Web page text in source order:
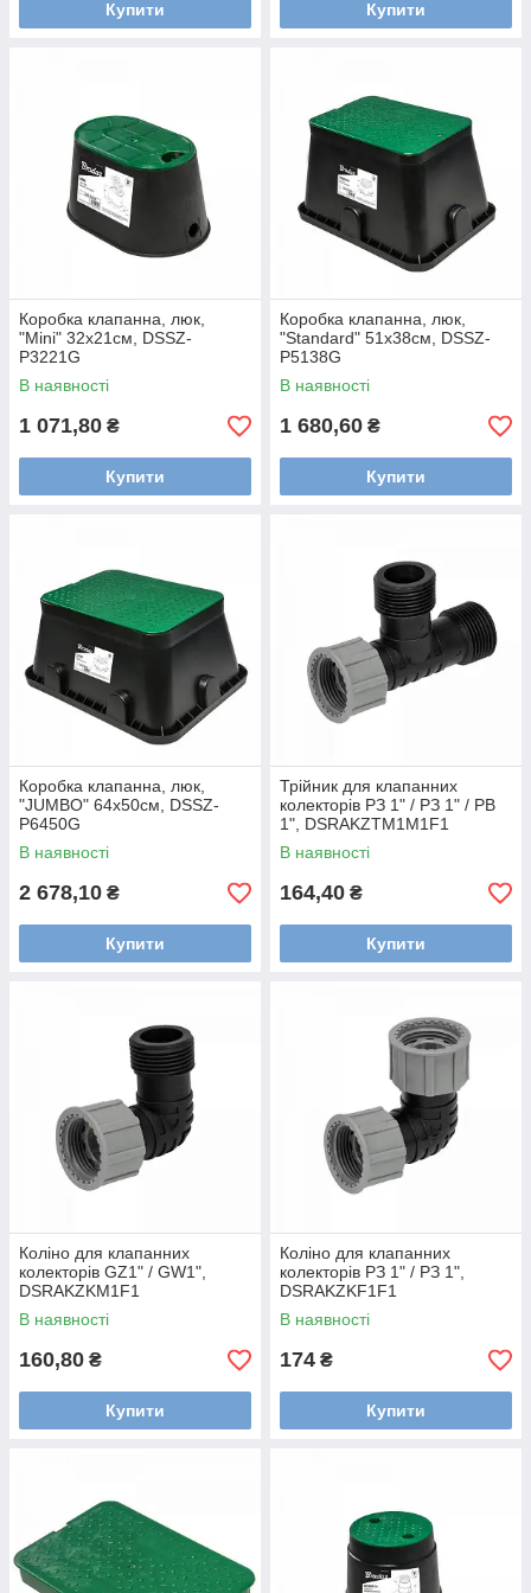
Купити Купити
Коробка клапанна, люк,
"Mini" 32х21см, DSSZ-
P3221G
В наявності
1 071,80 ₴
Купити
Коробка клапанна, люк,
"Standard" 51x38см, DSSZ-
P5138G
В наявності
1 680,60 ₴
Купити
Коробка клапанна, люк,
"JUMBO" 64x50см, DSSZ-
P6450G
В наявності
2 678,10 ₴
Купити
Трійник для клапанних
колекторів РЗ 1" / РЗ 1" / РВ
1", DSRAKZTM1M1F1
В наявності
164,40 ₴
Купити
Коліно для клапанних
колекторів GZ1" / GW1",
DSRAKZKM1F1
В наявності
160,80 ₴
Купити
Коліно для клапанних
колекторів РЗ 1" / РЗ 1",
DSRAKZKF1F1
В наявності
174 ₴
Купити